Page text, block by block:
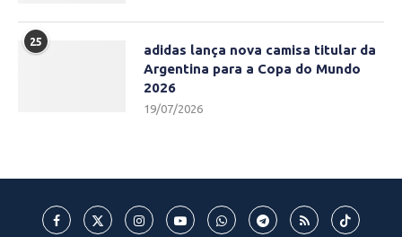
25
adidas lança nova camisa titular da
Argentina para a Copa do Mundo
2026
19/07/2026